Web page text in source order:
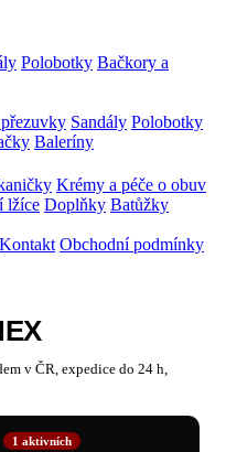
Polobotky Bačkory a
Sandály Polobotky
Baleríny
Krémy a péče o obuv
lžíce Doplňky Batůžky
Kontakt Obchodní podmínky
v ČR, expedice do 24 h,
1 aktivních